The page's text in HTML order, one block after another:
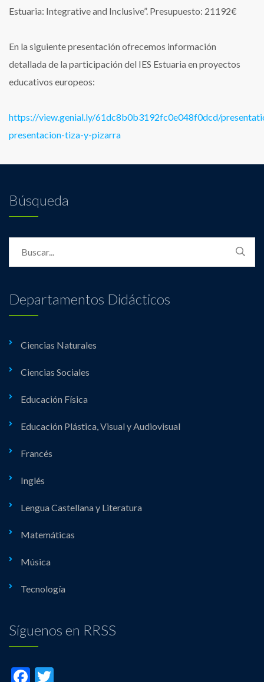
Estuaria: Integrative and Inclusive”. Presupuesto: 21192€
En la siguiente presentación ofrecemos información
detallada de la participación del IES Estuaria en proyectos
educativos europeos:
https://view.genial.ly/61dc8b0b3192fc0e048f0dcd/
presentacion-tiza-y-pizarra
Búsqueda
Departamentos Didácticos
Ciencias Naturales
Ciencias Sociales
Educación Física
Educación Plástica, Visual y Audiovisual
Francés
Inglés
Lengua Castellana y Literatura
Matemáticas
Música
Tecnología
Síguenos en RRSS
Facebook